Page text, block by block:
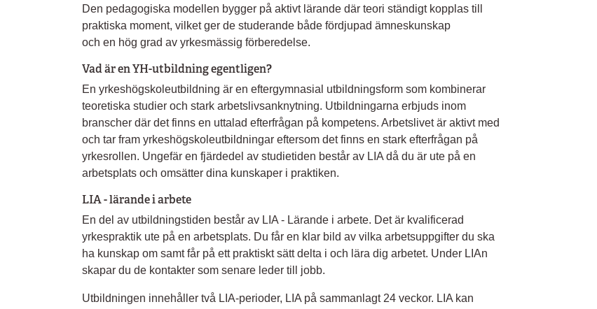
Den pedagogiska modellen bygger på aktivt lärande där teori ständigt kopplas till
praktiska moment, vilket ger de studerande både fördjupad ämneskunskap
och en hög grad av yrkesmässig förberedelse.
Vad är en YH-utbildning egentligen?
En yrkeshögskoleutbildning är en eftergymnasial utbildningsform som kombinerar
teoretiska studier och stark arbetslivsanknytning. Utbildningarna erbjuds inom
branscher där det finns en uttalad efterfrågan på kompetens. Arbetslivet är aktivt med
och tar fram yrkeshögskoleutbildningar eftersom det finns en stark efterfrågan på
yrkesrollen. Ungefär en fjärdedel av studietiden består av LIA då du är ute på en
arbetsplats och omsätter dina kunskaper i praktiken.
LIA - lärande i arbete
En del av utbildningstiden består av LIA - Lärande i arbete. Det är kvalificerad
yrkespraktik ute på en arbetsplats. Du får en klar bild av vilka arbetsuppgifter du ska
ha kunskap om samt får på ett praktiskt sätt delta i och lära dig arbetet. Under LIAn
skapar du de kontakter som senare leder till jobb.
Utbildningen innehåller två LIA-perioder, LIA på sammanlagt 24 veckor. LIA kan